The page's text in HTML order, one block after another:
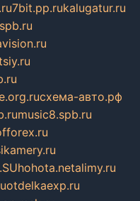
7bit.pp.rukalugatur.ru
схема-авто.рф
music8.spb.ru
hohota.netalimy.ru
otdelkaexp.ru